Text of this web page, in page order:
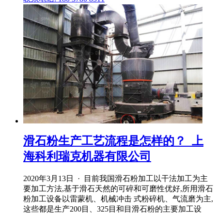
滑石粉生产工艺流程是怎样的？_上
海科利瑞克机器有限公司
2020年3月13日 · 目前我国滑石粉加工以干法加工为主
要加工方法,基于滑石天然的可碎和可磨性优好,所用滑石
粉加工设备以雷蒙机、机械冲击 式粉碎机、气流磨为主,
这些都是生产200目、325目和目滑石粉的主要加工设